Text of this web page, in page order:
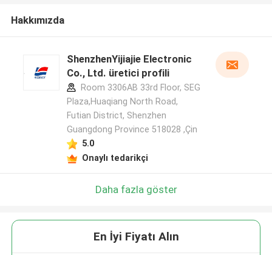
Hakkımızda
ShenzhenYijiajie Electronic
Co., Ltd. üretici profili
Room 3306AB 33rd Floor, SEG
Plaza,Huaqiang North Road,
Futian District, Shenzhen
Guangdong Province 518028 ,Çin
5.0
Onaylı tedarikçi
Daha fazla göster
En İyi Fiyatı Alın